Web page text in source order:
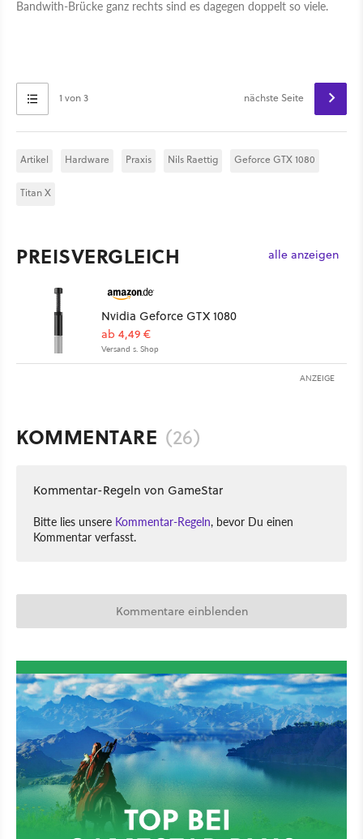
Bandwith-Brücke ganz rechts sind es dagegen doppelt so viele.
1 von 3 nächste Seite
Artikel Hardware Praxis Nils Raettig Geforce GTX 1080
Titan X
PREISVERGLEICH alle anzeigen
Nvidia Geforce GTX 1080
ab 4,49 €
Versand s. Shop
ANZEIGE
KOMMENTARE (26)
Kommentar-Regeln von GameStar
Bitte lies unsere Kommentar-Regeln, bevor Du einen
Kommentar verfasst.
Kommentare einblenden